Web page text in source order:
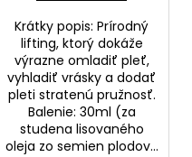
Krátky popis: Prírodný
lifting, ktorý dokáže
výrazne omladiť pleť,
vyhladiť vrásky a dodať
pleti stratenú pružnosť.
Balenie: 30ml (za
studena lisovaného
oleja zo semien plodov...